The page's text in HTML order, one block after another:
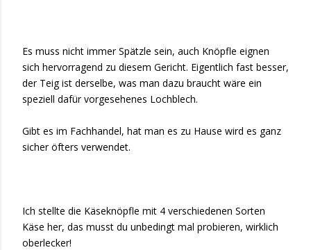
Es muss nicht immer Spätzle sein, auch Knöpfle eignen
sich hervorragend zu diesem Gericht. Eigentlich fast besser,
der Teig ist derselbe, was man dazu braucht wäre ein
speziell dafür vorgesehenes Lochblech.
Gibt es im Fachhandel, hat man es zu Hause wird es ganz
sicher öfters verwendet.
Ich stellte die Käseknöpfle mit 4 verschiedenen Sorten
Käse her, das musst du unbedingt mal probieren, wirklich
oberlecker!